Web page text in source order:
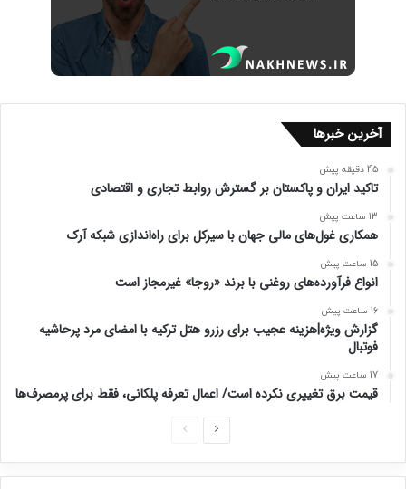
آخرین خبرها
45 دقیقه پیش
تاکید ایران و پاکستان بر گسترش روابط تجاری و اقتصادی
13 ساعت پیش
همکاری غول‌های مالی جهان با سیرکل برای راه‌اندازی شبکه آرک
15 ساعت پیش
انواع فرآورده‌های روغنی با برند «روجا» غیرمجاز است
16 ساعت پیش
گزارش ویژه|هزینه‌ عجیب برای رزرو هتل ترکیه با امضای مرد پرحاشیه
فوتبال
17 ساعت پیش
قیمت برق تغییری نکرده است/ اعمال تعرفه پلکانی، فقط برای پرمصرف‌ها
ح
ح